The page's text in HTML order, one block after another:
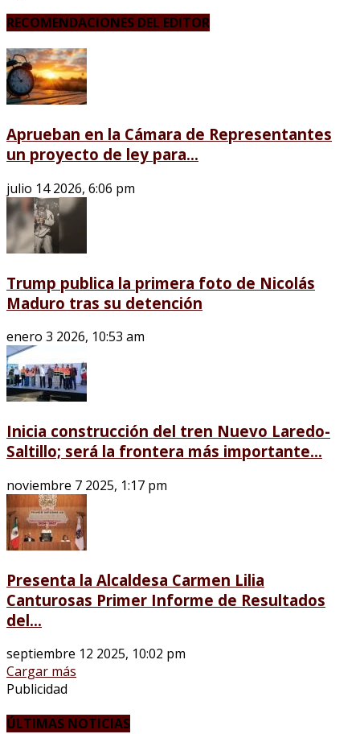
RECOMENDACIONES DEL EDITOR
Aprueban en la Cámara de Representantes
un proyecto de ley para...
julio 14 2026, 6:06 pm
Trump publica la primera foto de Nicolás
Maduro tras su detención
enero 3 2026, 10:53 am
Inicia construcción del tren Nuevo Laredo-
Saltillo; será la frontera más importante...
noviembre 7 2025, 1:17 pm
Presenta la Alcaldesa Carmen Lilia
Canturosas Primer Informe de Resultados
del...
septiembre 12 2025, 10:02 pm
Cargar más
Publicidad
ÚLTIMAS NOTICIAS